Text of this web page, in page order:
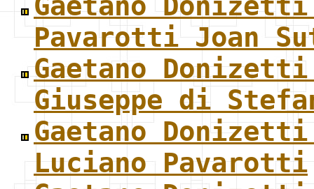
Pavarotti Joan
Gaetano
Giuseppe di
Gaetano
Luciano Pavarotti